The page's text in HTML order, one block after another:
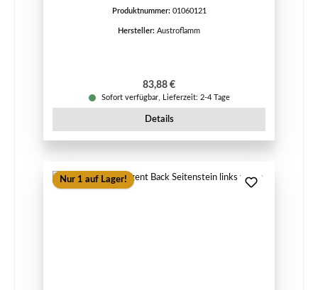
Produktnummer: 01060121
Hersteller: Austroflamm
Regulärer Preis:
83,88 €
Sofort verfügbar, Lieferzeit: 2-4 Tage
Details
Nur 1 auf Lager!